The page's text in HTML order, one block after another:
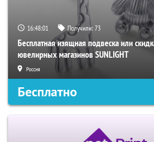
16:48:00 Получили:73
Бесплатная изящная подвеска или
ювелирных магазинов SUNLIGHT
Россия
Бесплатно